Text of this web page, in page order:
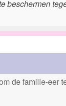
beschermen
de familie-eer